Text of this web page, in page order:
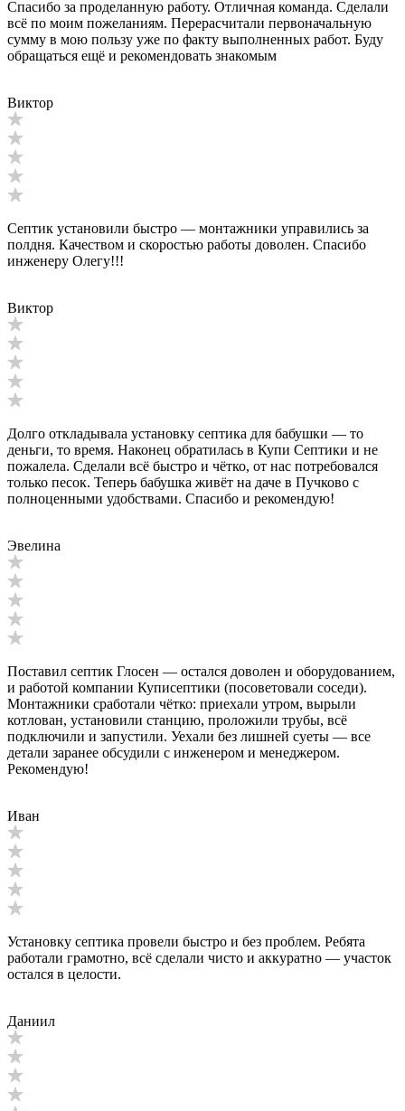
Спасибо за проделанную работу. Отличная команда. Сделали
всё по моим пожеланиям. Перерасчитали первоначальную
сумму в мою пользу уже по факту выполненных работ. Буду
обращаться ещё и рекомендовать знакомым
Виктор
Септик установили быстро — монтажники управились за
полдня. Качеством и скоростью работы доволен. Спасибо
инженеру Олегу!!!
Виктор
Долго откладывала установку септика для бабушки — то
деньги, то время. Наконец обратилась в Купи Септики и не
пожалела. Сделали всё быстро и чётко, от нас потребовался
только песок. Теперь бабушка живёт на даче в Пучково с
полноценными удобствами. Спасибо и рекомендую!
Эвелина
Поставил септик Глосен — остался доволен и оборудованием,
и работой компании Куписептики (посоветовали соседи).
Монтажники сработали чётко: приехали утром, вырыли
котлован, установили станцию, проложили трубы, всё
подключили и запустили. Уехали без лишней суеты — все
детали заранее обсудили с инженером и менеджером.
Рекомендую!
Иван
Установку септика провели быстро и без проблем. Ребята
работали грамотно, всё сделали чисто и аккуратно — участок
остался в целости.
Даниил